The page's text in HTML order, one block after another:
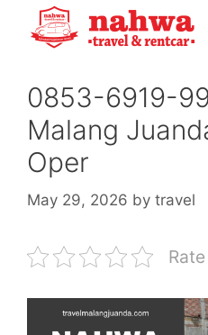
0853-6919-
Malang
Oper
May 29, 2026 by travel